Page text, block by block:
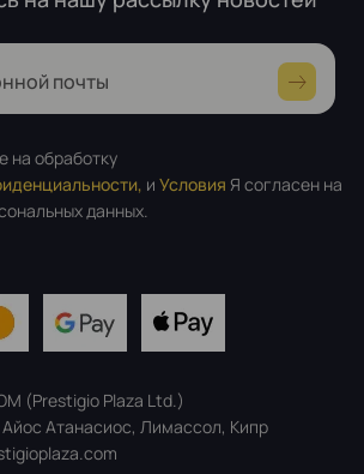
почты
на обработку
и Условия Я согласен на
данных.
(Prestigio Plaza Ltd.)
Айос Атанасиос, Лимассол, Кипр